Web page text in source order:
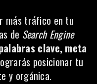
más tráfico en tu
de Search Engine
clave, meta
posicionar tu
y orgánica.